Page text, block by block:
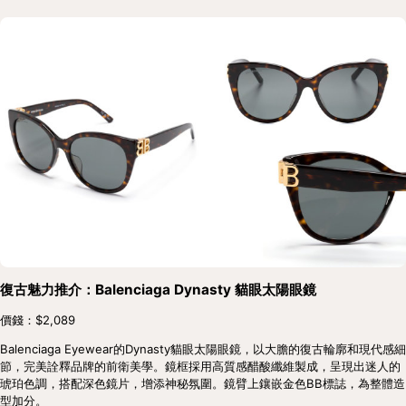
復古魅力推介：Balenciaga Dynasty 貓眼太陽眼鏡
價錢：$2,089
Balenciaga Eyewear的Dynasty貓眼太陽眼鏡，以大膽的復古輪廓和現代感細
節，完美詮釋品牌的前衛美學。鏡框採用高質感醋酸纖維製成，呈現出迷人的
琥珀色調，搭配深色鏡片，增添神秘氛圍。鏡臂上鑲嵌金色BB標誌，為整體造
型加分。